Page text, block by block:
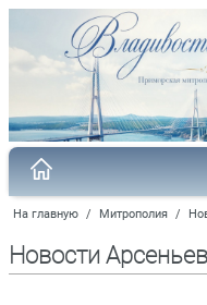
На главную / Митрополия /
Новости